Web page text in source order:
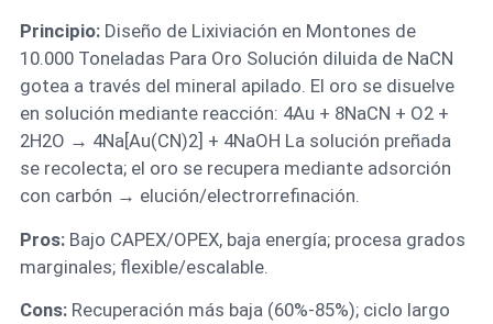
Principio:Diseño de Lixiviación en Montones de
10.000 Toneladas Para Oro Solución diluida de NaCN
gotea a través del mineral apilado. El oro se disuelve
en solución mediante reacción: 4Au + 8NaCN + O2 +
2H2O → 4Na[Au(CN)2] + 4NaOH La solución preñada
se recolecta; el oro se recupera mediante adsorción
con carbón → elución/electrorrefinación.
Pros:Bajo CAPEX/OPEX, baja energía; procesa grados
marginales; flexible/escalable.
Cons:Recuperación más baja (60%-85%); ciclo largo